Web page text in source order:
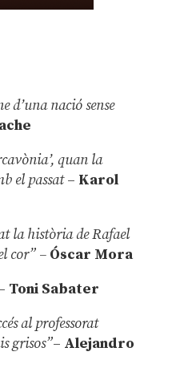
d’una nació sense
quan la
el passat– Karol
la història de Rafael
cor” –Óscar Mora
Toni Sabater
al professorat
grisos”– Alejandro